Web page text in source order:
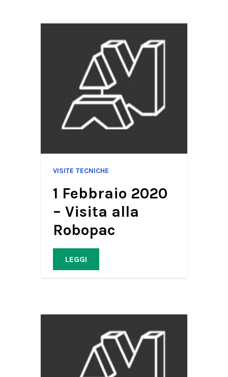
VISITE TECNICHE
1 Febbraio 2020
– Visita alla
Robopac
LEGGI